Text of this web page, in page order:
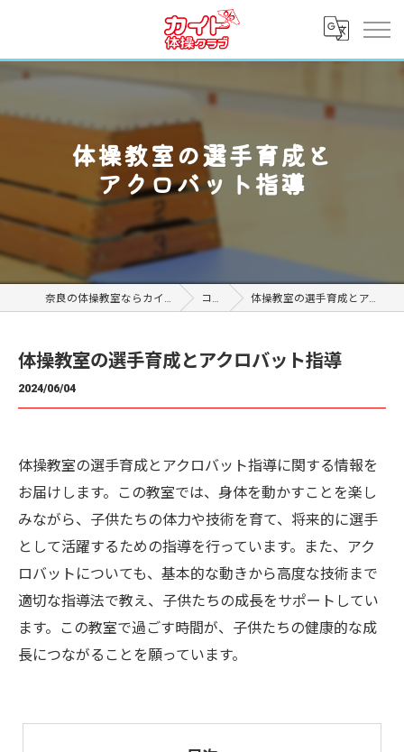
体操教室の選手育成と
アクロバット指導
奈良の体操教室ならカイト体操クラブ コラム 体操教室の選手育成とアクロバット指導
体操教室の選手育成とアクロバット指導
2024/06/04
体操教室の選手育成とアクロバット指導に関する情報を
お届けします。この教室では、身体を動かすことを楽し
みながら、子供たちの体力や技術を育て、将来的に選手
として活躍するための指導を行っています。また、アク
ロバットについても、基本的な動きから高度な技術まで
適切な指導法で教え、子供たちの成長をサポートしてい
ます。この教室で過ごす時間が、子供たちの健康的な成
長につながることを願っています。